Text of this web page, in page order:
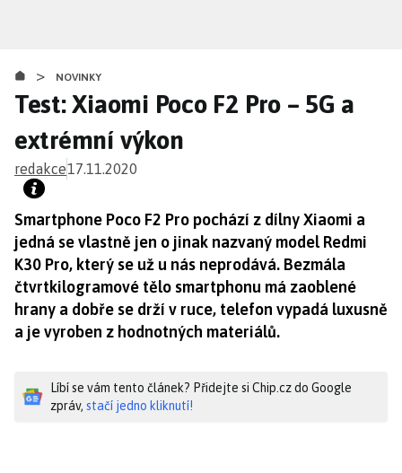
obsahu
> NOVINKY
Test: Xiaomi Poco F2 Pro – 5G a
extrémní výkon
redakce17.11.2020
Smartphone Poco F2 Pro pochází z dílny Xiaomi a
jedná se vlastně jen o jinak nazvaný model Redmi
K30 Pro, který se už u nás neprodává. Bezmála
čtvrtkilogramové tělo smartphonu má zaoblené
hrany a dobře se drží v ruce, telefon vypadá luxusně
a je vyroben z hodnotných materiálů.
Líbí se vám tento článek? Přidejte si Chip.cz do Google
zpráv, stačí jedno kliknutí!